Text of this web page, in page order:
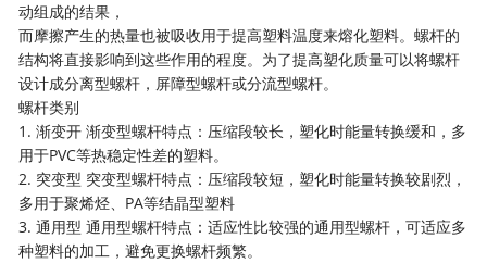
动组成的结果，
而摩擦产生的热量也被吸收用于提高塑料温度来熔化塑料。螺杆的
结构将直接影响到这些作用的程度。为了提高塑化质量可以将螺杆
设计成分离型螺杆，屏障型螺杆或分流型螺杆。
螺杆类别
1. 渐变开 渐变型螺杆特点：压缩段较长，塑化时能量转换缓和，多
用于PVC等热稳定性差的塑料。
2. 突变型 突变型螺杆特点：压缩段较短，塑化时能量转换较剧烈，
多用于聚烯烃、PA等结晶型塑料
3. 通用型 通用型螺杆特点：适应性比较强的通用型螺杆，可适应多
种塑料的加工，避免更换螺杆频繁。